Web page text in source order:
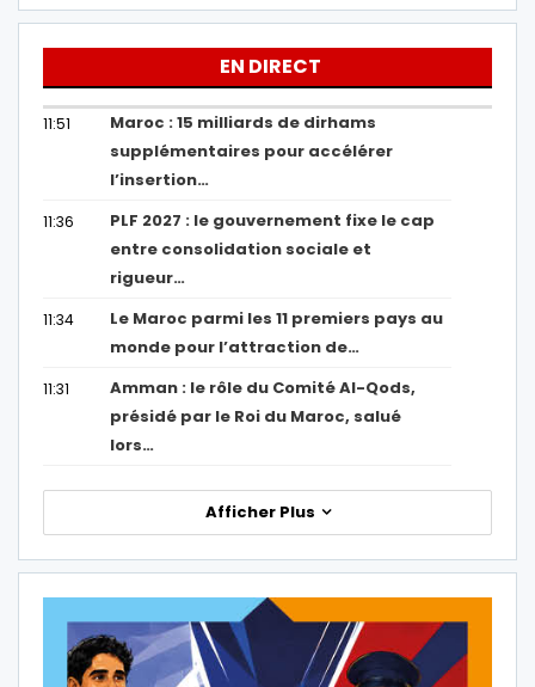
EN DIRECT
11:51
Maroc : 15 milliards de dirhams
supplémentaires pour accélérer
l’insertion…
11:36
PLF 2027 : le gouvernement fixe le cap
entre consolidation sociale et
rigueur…
11:34
Le Maroc parmi les 11 premiers pays au
monde pour l’attraction de…
11:31
Amman : le rôle du Comité Al-Qods,
présidé par le Roi du Maroc, salué
lors…
Afficher Plus